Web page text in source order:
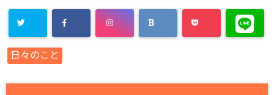
日々のこと